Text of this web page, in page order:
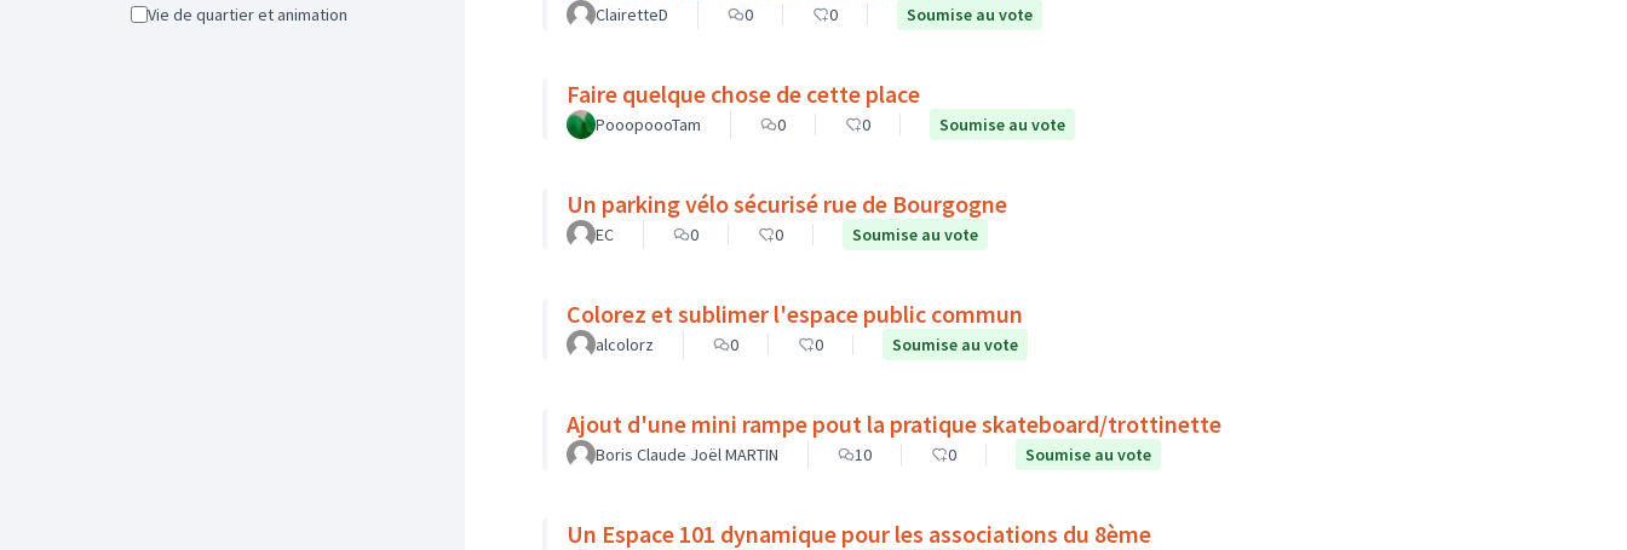
Vie de quartier et animation ClairetteD 0 0 Soumise au vote
Faire quelque chose de cette place
PooopoooTam 0 0 Soumise au vote
Un parking vélo sécurisé rue de Bourgogne
EC 0 0 Soumise au vote
Colorez et sublimer l'espace public commun
alcolorz 0 0 Soumise au vote
Ajout d'une mini rampe pout la pratique skateboard/trottinette
Boris Claude Joël MARTIN 10 0 Soumise au vote
Un Espace 101 dynamique pour les associations du 8ème